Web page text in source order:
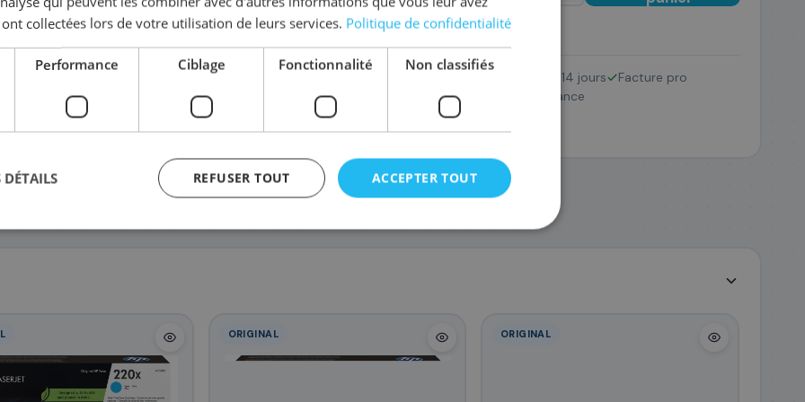
Pro
Pro
200 163,08 €
Retour 14 jours
Facture pro
SAV France
ORIGINAL ORIGINAL
collectées lors de votre utilisation de leurs services. Politique de confidentialité
Performance Ciblage Fonctionnalité Non classifiés
ACCEPTER TOUT
REFUSER TOUT
DÉTAILS